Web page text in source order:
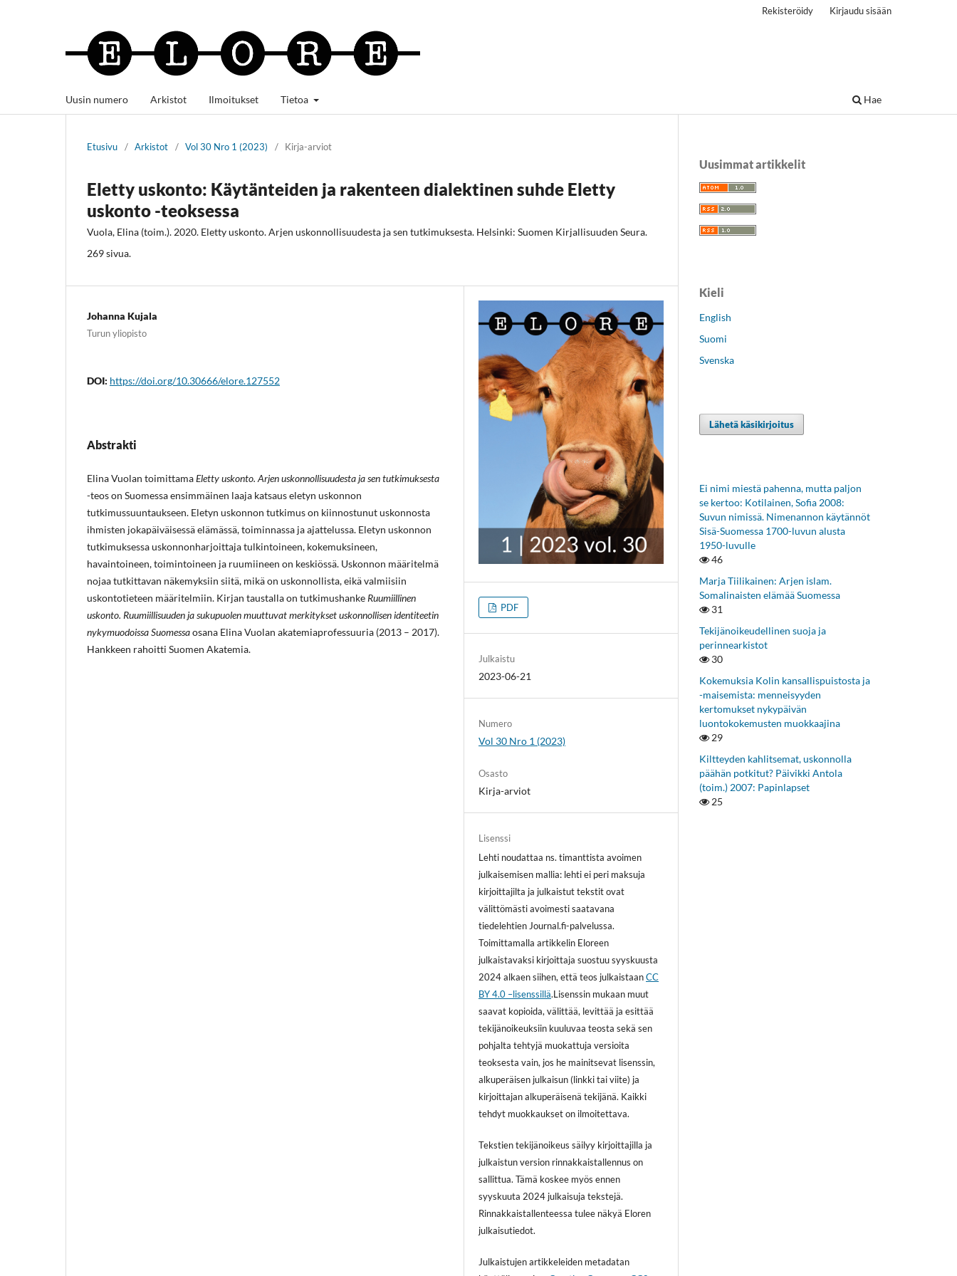
Uusin numero Arkistot Ilmoitukset Tietoa Hae
Rekisteröidy Kirjaudu sisään
Etusivu / Arkistot / Vol 30 Nro 1 (2023) / Kirja-arviot
Eletty uskonto: Käytänteiden ja rakenteen dialektinen suhde Eletty
uskonto -teoksessa
Vuola, Elina (toim.). 2020. Eletty uskonto. Arjen uskonnollisuudesta ja sen tutkimuksesta. Helsinki: Suomen Kirjallisuuden Seura.
269 sivua.
Johanna Kujala
Turun yliopisto
DOI: https://doi.org/10.30666/elore.127552
Abstrakti
Elina Vuolan toimittamaEletty uskonto. Arjen uskonnollisuudesta ja sen tutkimuksesta
-teos on Suomessa ensimmäinen laaja katsaus eletyn uskonnon
tutkimussuuntaukseen. Eletyn uskonnon tutkimus on kiinnostunut uskonnosta
ihmisten jokapäiväisessä elämässä, toiminnassa ja ajattelussa. Eletyn uskonnon
tutkimuksessa uskonnonharjoittaja tulkintoineen, kokemuksineen,
havaintoineen, toimintoineen ja ruumiineen on keskiössä. Uskonnon määritelmä
nojaa tutkittavan näkemyksiin siitä, mikä on uskonnollista, eikä valmiisiin
uskontotieteen määritelmiin. Kirjan taustalla on tutkimushanke Ruumiillinen
uskonto. Ruumiillisuuden ja sukupuolen muuttuvat merkitykset uskonnollisen identiteetin
nykymuodoissa Suomessaosana Elina Vuolan akatemiaprofessuuria (2013 – 2017).
Hankkeen rahoitti Suomen Akatemia.
PDF
Julkaistu
2023-06-21
Numero
Vol 30 Nro 1 (2023)
Osasto
Kirja-arviot
Lisenssi
Lehti noudattaa ns. timanttista avoimen
julkaisemisen mallia: lehti ei peri maksuja
kirjoittajilta ja julkaistut tekstit ovat
välittömästi avoimesti saatavana
tiedelehtien Journal.fi-palvelussa.
Toimittamalla artikkelin Eloreen
julkaistavaksi kirjoittaja suostuu syyskuusta
2024 alkaen siihen, että teos julkaistaanCC
BY 4.0 –lisenssillä.Lisenssin mukaan muut
saavat kopioida, välittää, levittää ja esittää
tekijänoikeuksiin kuuluvaa teosta sekä sen
pohjalta tehtyjä muokattuja versioita
teoksesta vain, jos he mainitsevat lisenssin,
alkuperäisen julkaisun (linkki tai viite) ja
kirjoittajan alkuperäisenä tekijänä. Kaikki
tehdyt muokkaukset on ilmoitettava.
Tekstien tekijänoikeus säilyy kirjoittajilla ja
julkaistun version rinnakkaistallennus on
sallittua. Tämä koskee myös ennen
syyskuuta 2024 julkaisuja tekstejä.
Rinnakkaistallenteessa tulee näkyä Eloren
julkaisutiedot.
Julkaistujen artikkeleiden metadatan
Uusimmat artikkelit
Kieli
English
Suomi
Svenska
Lähetä käsikirjoitus
Ei nimi miestä pahenna, mutta paljon
se kertoo: Kotilainen, Sofia 2008:
Suvun nimissä. Nimenannon käytännöt
Sisä-Suomessa 1700-luvun alusta
1950-luvulle
46
Marja Tiilikainen: Arjen islam.
Somalinaisten elämää Suomessa
31
Tekijänoikeudellinen suoja ja
perinnearkistot
30
Kokemuksia Kolin kansallispuistosta ja
-maisemista: menneisyyden
kertomukset nykypäivän
luontokokemusten muokkaajina
29
Kiltteyden kahlitsemat, uskonnolla
päähän potkitut? Päivikki Antola
(toim.) 2007: Papinlapset
25